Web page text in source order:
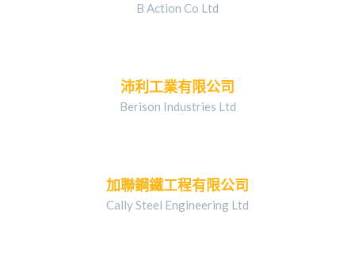
B Action Co Ltd
沛利工業有限公司
Berison Industries Ltd
加聯鋼鐵工程有限公司
Cally Steel Engineering Ltd